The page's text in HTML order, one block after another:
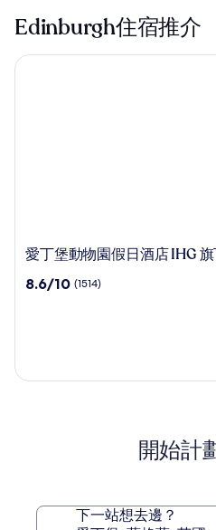
Edinburgh住宿推介
愛
堡
日
店
愛丁堡動物園假日酒店 IHG
8.6
分)，
8.6/10 (1514)
愛丁堡動物園假日酒店 IHG 旗
開始計
下一站想去邊？